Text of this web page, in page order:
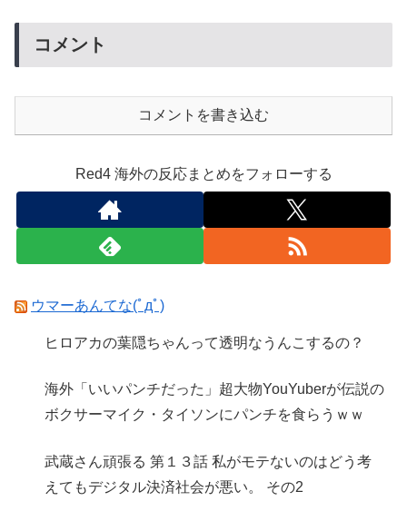
コメント
コメントを書き込む
Red4 海外の反応まとめをフォローする
ウマーあんてな(ﾟдﾟ)
ヒロアカの葉隠ちゃんって透明なうんこするの？
海外「いいパンチだった」超大物YouYuberが伝説の
ボクサーマイク・タイソンにパンチを食らうｗｗ
武蔵さん頑張る 第１３話 私がモテないのはどう考
えてもデジタル決済社会が悪い。 その2